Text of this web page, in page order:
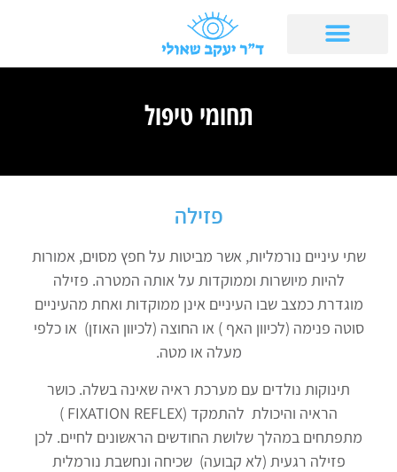
תחומי טיפול
פזילה
שתי עיניים נורמליות, אשר מביטות על חפץ מסוים, אמורות
להיות מיושרות וממוקדות על אותה המטרה. פזילה
מוגדרת כמצב שבו העיניים אינן ממוקדות ואחת מהעיניים
סוטה פנימה (לכיוון האף ) או החוצה (לכיוון האוזן) או כלפי
מעלה או מטה.
תינוקות נולדים עם מערכת ראיה שאינה בשלה. כושר
הראיה והיכולת להתמקד (FIXATION REFLEX )
מתפתחים במהלך שלושת החודשים הראשונים לחיים. לכן
פזילה רגעית (לא קבועה) שכיחה ונחשבת נורמלית